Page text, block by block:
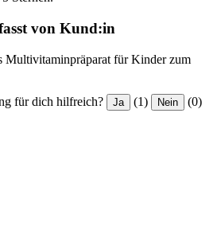
von Kund:in
Multivitaminpräparat für Kinder zum
für dich hilfreich? Ja (1) Nein (0)